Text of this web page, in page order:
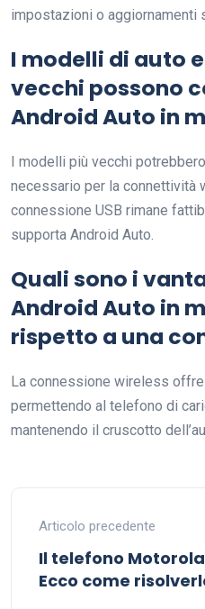
impostazioni o aggiornamenti
I modelli di auto
vecchi possono
Android Auto in
I modelli più vecchi
necessario per la connettività
connessione USB rimane
supporta Android Auto.
Quali sono i
Android Auto in
rispetto a una
La connessione wireless
permettendo al telefono di
mantenendo il cruscotto
Articolo precedente
Il telefono
Ecco come